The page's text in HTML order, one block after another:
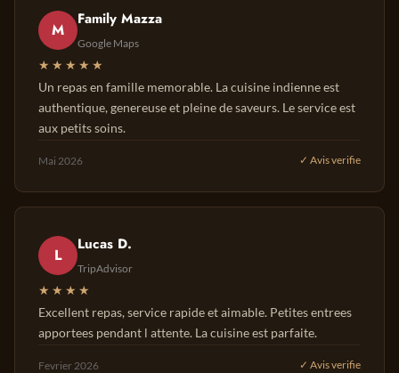
M
Family Mazza
Google Maps
★★★★★
Un repas en famille memorable. La cuisine indienne est
authentique, genereuse et pleine de saveurs. Le service est
aux petits soins.
Mai 2026 ✓ Avis verifie
L
Lucas D.
TripAdvisor
★★★★
Excellent repas, service rapide et aimable. Petites entrees
apportees pendant l attente. La cuisine est parfaite.
Fevrier 2026 ✓ Avis verifie